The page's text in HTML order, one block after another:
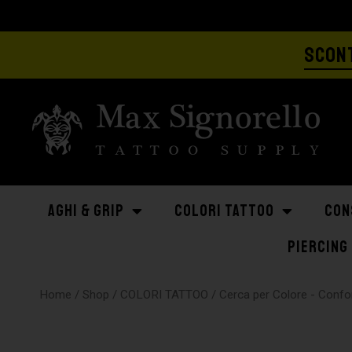
AGHI & GRIP COLORI TATTOO
PIERCING
Home / Shop / COLORI TATTOO / Cerca per Colore -